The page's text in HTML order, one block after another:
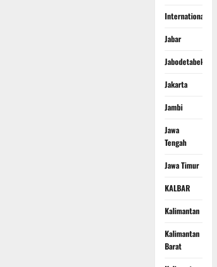
International
Jabar
Jabodetabek
Jakarta
Jambi
Jawa
Tengah
Jawa Timur
KALBAR
Kalimantan
Kalimantan
Barat